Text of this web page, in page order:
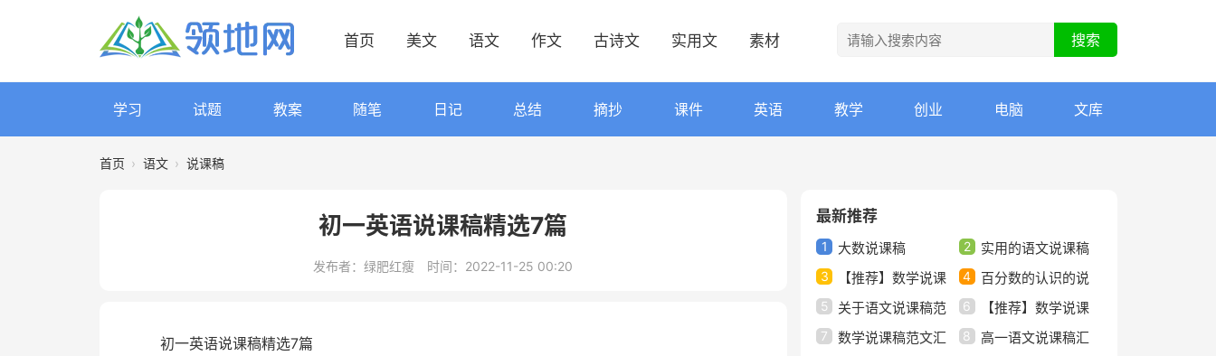
首页 美文 语文 作文 古诗文 实用文 素材
学习 试题 教案 随笔 日记 总结 摘抄 课件 英语 教学 创业 电脑 文库
首页 › 语文 › 说课稿
初一英语说课稿精选7篇
发布者：绿肥红瘦 时间：2022-11-25 00:20
初一英语说课稿精选7篇
最新推荐
1 大数说课稿 2
实用的语文说课稿
范文集合6篇
3
【推荐】数学说课
稿范文汇总7篇
4
百分数的认识的说
课稿
5
关于语文说课稿范
文锦集9篇
6
【推荐】数学说课
稿小学范文集合8篇
7
数学说课稿范文汇
8
高一语文说课稿汇